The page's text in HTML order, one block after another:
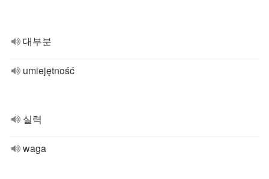
대부분
umiejętność
실력
waga